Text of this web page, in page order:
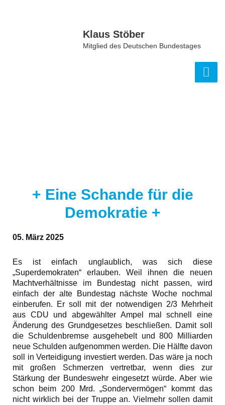
Klaus Stöber
Mitglied des Deutschen Bundestages
+ Eine Schande für die
Demokratie +
05. März 2025
Es ist einfach unglaublich, was sich diese
„Superdemokraten“ erlauben. Weil ihnen die neuen
Machtverhältnisse im Bundestag nicht passen, wird
einfach der alte Bundestag nächste Woche nochmal
einberufen. Er soll mit der notwendigen 2/3 Mehrheit
aus CDU und abgewählter Ampel mal schnell eine
Änderung des Grundgesetzes beschließen. Damit soll
die Schuldenbremse ausgehebelt und 800 Milliarden
neue Schulden aufgenommen werden. Die Hälfte davon
soll in Verteidigung investiert werden. Das wäre ja noch
mit großen Schmerzen vertretbar, wenn dies zur
Stärkung der Bundeswehr eingesetzt würde. Aber wie
schon beim 200 Mrd. „Sondervermögen“ kommt das
nicht wirklich bei der Truppe an. Vielmehr sollen damit